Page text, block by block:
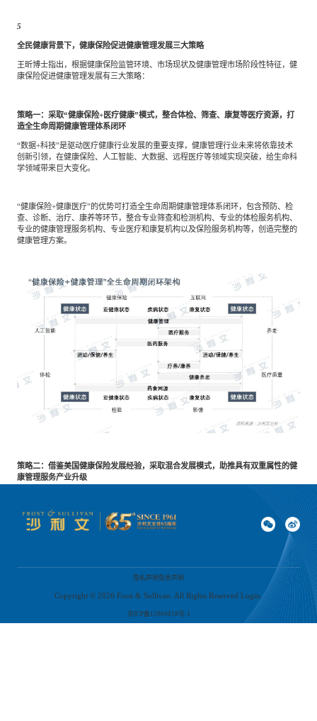
5
全民健康背景下，健康保险促进健康管理发展三大策略
王昕博士指出，根据健康保险监管环境、市场现状及健康管理市场阶段性特征，健
康保险促进健康管理发展有三大策略：
策略一：采取“健康保险+医疗健康”模式，整合体检、筛查、康复等医疗资源，打
造全生命周期健康管理体系闭环
“数据+科技”是驱动医疗健康行业发展的重要支撑，健康管理行业未来将依靠技术
创新引领，在健康保险、人工智能、大数据、远程医疗等领域实现突破，给生命科
学领域带来巨大变化。
“健康保险+健康医疗”的优势可打造全生命周期健康管理体系闭环，包含预防、检
查、诊断、治疗、康养等环节，整合专业筛查和检测机构、专业的体检服务机构、
专业的健康管理服务机构、专业医疗和康复机构以及保险服务机构等，创造完整的
健康管理方案。
策略二：借鉴美国健康保险发展经验，采取混合发展模式，助推具有双重属性的健
康管理服务产业升级
态，宜采用混合发展模式。借鉴美国健康保险发展经验，产业发展初期政府通过税
收优惠政策建立以雇佣为基础的付费制度，同时兼顾保险支付制度改革。
基于健康管理服务本身具有公共产品和私人产品的双重属性，因此针对于客户群体
不同而采取不同的发展策略。对于公共产品，将原本由政府税收支付、形成社会需
求的公共健康管理服务等，可转向混合发展策略，重点探索公私合作。对于多样化
的私人健康管理服务需求，则重点关注市场所发挥的主导作用，旨在市场化、规模
隐私声明免责声明
Copyright © 2026 Frost & Sullivan. All Rights Reserved Login.
京ICP备12004618号-1